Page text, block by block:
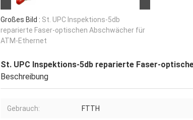
Großes Bild : St. UPC Inspektions-5db
reparierte Faser-optischen Abschwächer für
ATM-Ethernet
St. UPC Inspektions-5db reparierte Faser-
Beschreibung
Gebrauch: FTTH